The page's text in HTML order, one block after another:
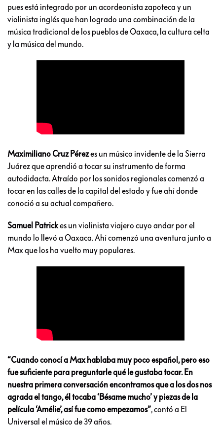
pues está integrado por un acordeonista zapoteca y un
violinista inglés que han logrado una combinación de la
música tradicional de los pueblos de Oaxaca, la cultura celta
y la música del mundo.
Maximiliano Cruz Pérezes un músico invidente de la Sierra
Juárez que aprendió a tocar su instrumento de forma
autodidacta. Atraído por los sonidos regionales comenzó a
tocar en las calles de la capital del estado y fue ahí donde
conoció a su actual compañero.
Samuel Patrickes un violinista viajero cuyo andar por el
mundo lo llevó a Oaxaca. Ahí comenzó una aventura junto a
Max que los ha vuelto muy populares.
“Cuando conocí a Max hablaba muy poco español, pero eso
fue suficiente para preguntarle qué le gustaba tocar. En
nuestra primera conversación encontramos que a los dos nos
agrada el tango, él tocaba ‘Bésame mucho’ y piezas de la
película ‘Amélie’, así fue como empezamos”, contó a El
Universal el músico de 39 años.